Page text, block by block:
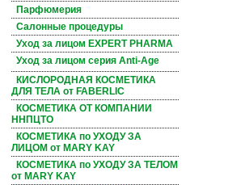
Парфюмерия
Салонные процедуры
Уход за лицом EXPERT PHARMA
Уход за лицом серия Anti-Age
КИСЛОРОДНАЯ КОСМЕТИКА
ДЛЯ ТЕЛА от FABERLIC
КОСМЕТИКА ОТ КОМПАНИИ
ННПЦТО
КОСМЕТИКА по УХОДУ ЗА
ЛИЦОМ от MARY KAY
КОСМЕТИКА по УХОДУ ЗА ТЕЛОМ
от MARY KAY